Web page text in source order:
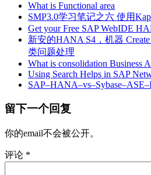
What is Functional area
SMP3.0学习笔记之六 使用
Get your Free SAP WebIDE
新安的HANA S4，机器
类问题处理
What is consolidation Business
Using Search Helps in SAP
留下一个回复
你的email不会被公开。
评论 *